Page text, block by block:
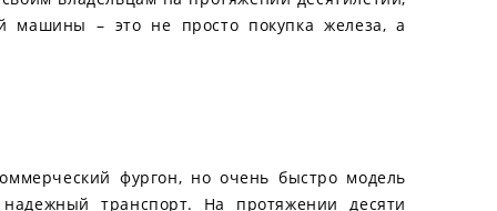
машины – это не просто покупка железа, а
фургон, но очень быстро модель
транспорт. На протяжении десяти